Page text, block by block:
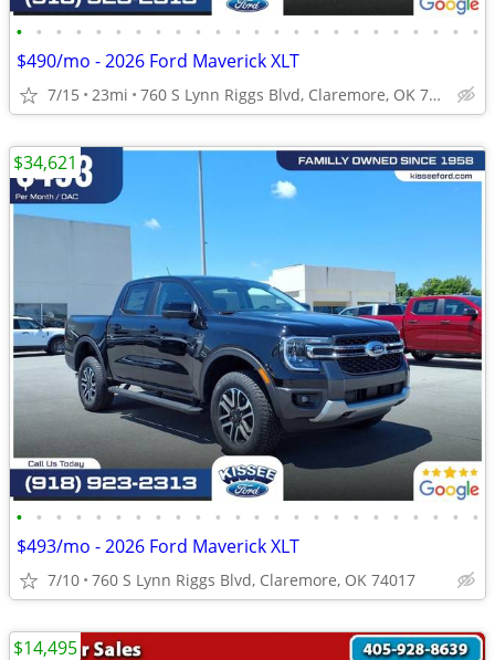
• • • • • • • • • • • • • • • • • • • • • • • •
$490/mo - 2026 Ford Maverick XLT
7/15 23mi 760 S Lynn Riggs Blvd, Claremore, OK 74017
• • • • • • • • • • • • • • • • • • • • • • • •
$493/mo - 2026 Ford Maverick XLT
7/10 760 S Lynn Riggs Blvd, Claremore, OK 74017
$34,621
$14,495